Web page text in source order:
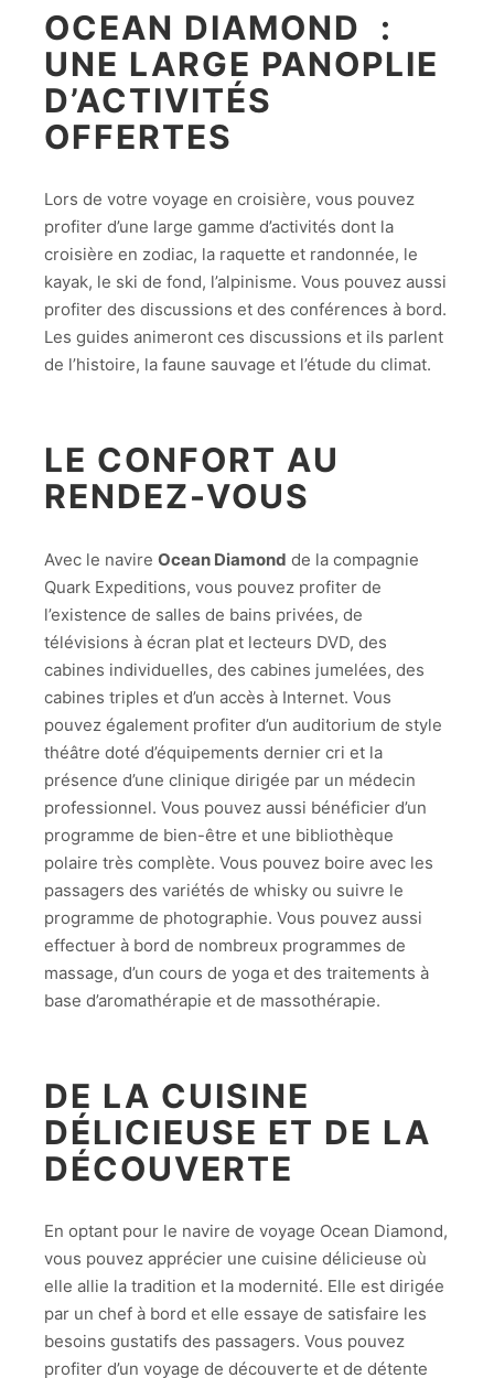
OCEAN DIAMOND :
UNE LARGE PANOPLIE
D’ACTIVITÉS
OFFERTES
Lors de votre voyage en croisière, vous pouvez
profiter d’une large gamme d’activités dont la
croisière en zodiac, la raquette et randonnée, le
kayak, le ski de fond, l’alpinisme. Vous pouvez aussi
profiter des discussions et des conférences à bord.
Les guides animeront ces discussions et ils parlent
de l’histoire, la faune sauvage et l’étude du climat.
LE CONFORT AU
RENDEZ-VOUS
Avec le navire Ocean Diamond de la compagnie
Quark Expeditions, vous pouvez profiter de
l’existence de salles de bains privées, de
télévisions à écran plat et lecteurs DVD, des
cabines individuelles, des cabines jumelées, des
cabines triples et d’un accès à Internet. Vous
pouvez également profiter d’un auditorium de style
théâtre doté d’équipements dernier cri et la
présence d’une clinique dirigée par un médecin
professionnel. Vous pouvez aussi bénéficier d’un
programme de bien-être et une bibliothèque
polaire très complète. Vous pouvez boire avec les
passagers des variétés de whisky ou suivre le
programme de photographie. Vous pouvez aussi
effectuer à bord de nombreux programmes de
massage, d’un cours de yoga et des traitements à
base d’aromathérapie et de massothérapie.
DE LA CUISINE
DÉLICIEUSE ET DE LA
DÉCOUVERTE
En optant pour le navire de voyage Ocean Diamond,
vous pouvez apprécier une cuisine délicieuse où
elle allie la tradition et la modernité. Elle est dirigée
par un chef à bord et elle essaye de satisfaire les
besoins gustatifs des passagers. Vous pouvez
profiter d’un voyage de découverte et de détente